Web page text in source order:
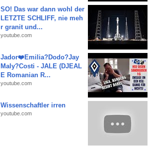
SO! Das war dann wohl der
LETZTE SCHLIFF, nie meh
r granit und...
youtube.com
Jador❤️Emilia?Dodo?Jay
Maly?Costi - JALE (DJEAL
E Romanian R...
youtube.com
Wissenschaftler irren
youtube.com